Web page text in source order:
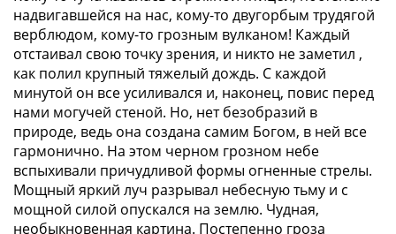
надвигавшейся на нас, кому-то двугорбым трудягой
верблюдом, кому-то грозным вулканом! Каждый
отстаивал свою точку зрения, и никто не заметил ,
как полил крупный тяжелый дождь. С каждой
минутой он все усиливался и, наконец, повис перед
нами могучей стеной. Но, нет безобразий в
природе, ведь она создана самим Богом, в ней все
гармонично. На этом черном грозном небе
вспыхивали причудливой формы огненные стрелы.
Мощный яркий луч разрывал небесную тьму и с
мощной силой опускался на землю. Чудная,
необыкновенная картина. Постепенно гроза